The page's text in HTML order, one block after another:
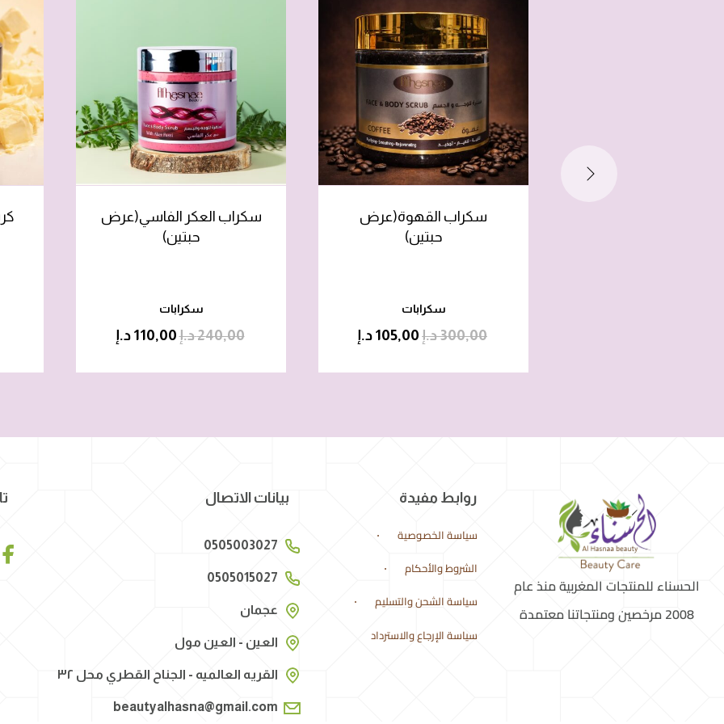
سكراب القهوة(عرض
حبتين)
سكرابات
300,00د.إ 105,00 د.إ
سكراب العكر الفاسي(عرض
حبتين)
سكرابات
240,00د.إ110,00 د.إ
الحسناء للمنتجات المغربية منذ عام
2008 مرخصين ومنتجاتنا معتمدة
روابط مفيدة
سياسة الخصوصية
الشروط والأحكام
سياسة الشحن والتسليم
سياسة الإرجاع والاسترداد
بيانات الاتصال
0505003027
0505015027
عجمان
العين - العين مول
القريه العالميه - الجناح القطري محل ٣٢
beautyalhasna@gmail.com